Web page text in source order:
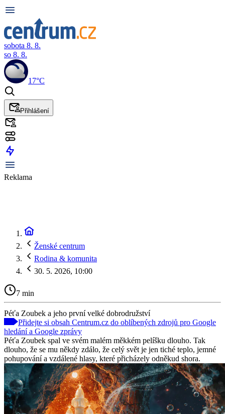
sobota 8. 8.
so 8. 8.
17°C
Přihlášení
Reklama
Ženské centrum
Rodina & komunita
30. 5. 2026, 10:00
7 min
Péťa Zoubek a jeho první velké dobrodružství
Přidejte si obsah Centrum.cz do oblíbených zdrojů pro Google
hledání a Google zprávy
Péťa Zoubek spal ve svém malém měkkém pelíšku dlouho. Tak
dlouho, že se mu někdy zdálo, že celý svět je jen tiché teplo, jemné
pohupování a vzdálené hlasy, které přicházely odněkud shora.